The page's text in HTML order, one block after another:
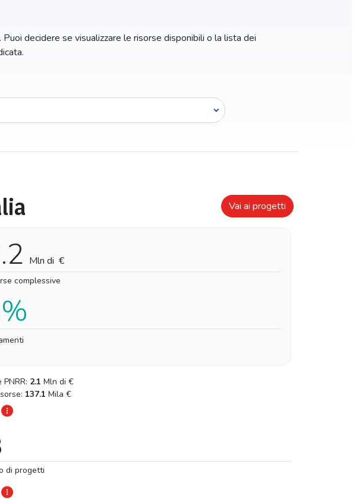
decidere se visualizzare le risorse disponibili o la lista dei
Vai ai progetti
Mln di €
complessive
PNRR: 2.1 Mln di €
137.1 Mila €
di progetti